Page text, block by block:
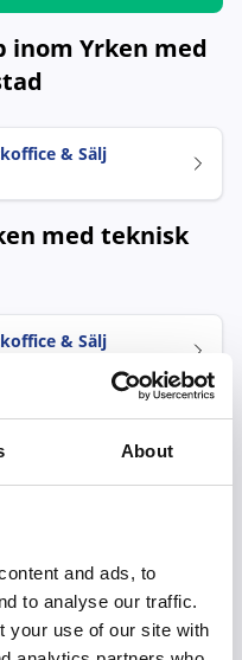
About
and ads, to
to analyse our traffic.
your use of our site with
inom Yrken med
& Sälj
med teknisk
& Sälj
i Jobbnytt